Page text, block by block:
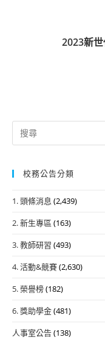
2023新
Search
for:
校務公告分類
1. 頭條消息 (2,439)
2. 新生專區 (163)
3. 教師研習 (493)
4. 活動&競賽(2,630)
5. 榮譽榜(182)
6. 獎助學金(481)
人事室公告(138)